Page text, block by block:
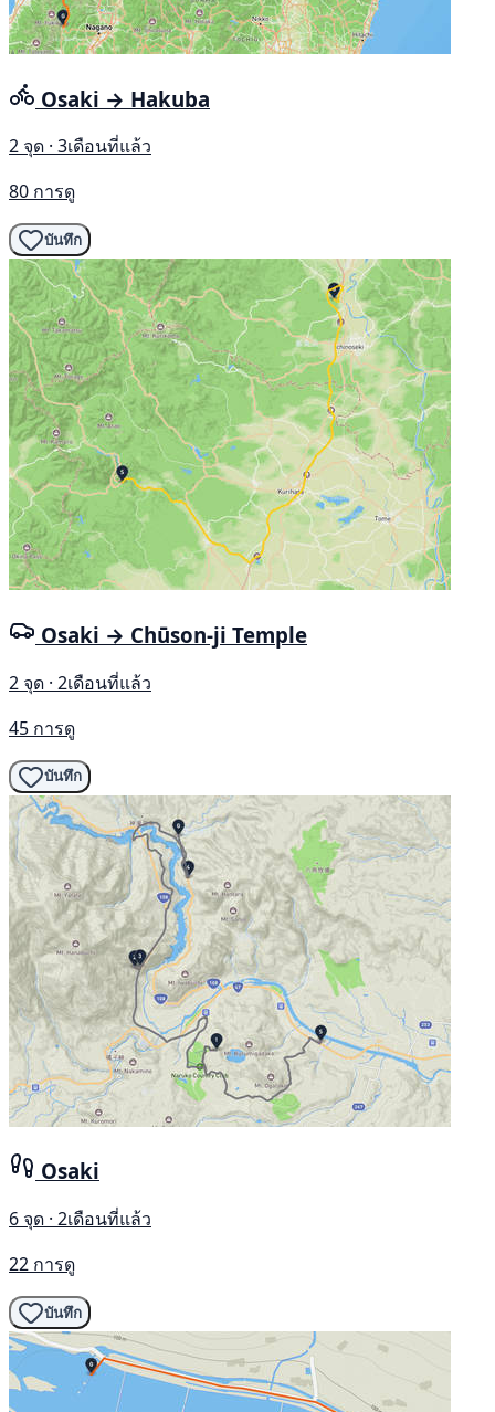
Osaki → Hakuba
2 จุด · 3เดือนที่แล้ว
80 การดู
บันทึก
Osaki → Chūson-ji Temple
2 จุด · 2เดือนที่แล้ว
45 การดู
บันทึก
Osaki
6 จุด · 2เดือนที่แล้ว
22 การดู
บันทึก